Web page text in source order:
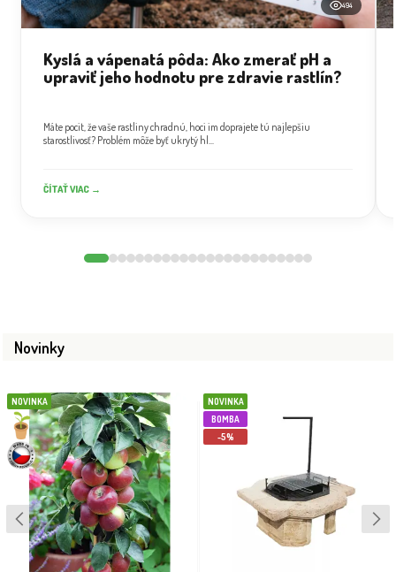
494
Kyslá a vápenatá pôda: Ako zmerať pH a
upraviť jeho hodnotu pre zdravie rastlín?
Máte pocit, že vaše rastliny chradnú, hoci im doprajete tú najlepšiu
starostlivosť? Problém môže byť ukrytý hl...
ČÍTAŤ VIAC →
Novinky
NOVINKA
NOVINKA
BOMBA
-5%